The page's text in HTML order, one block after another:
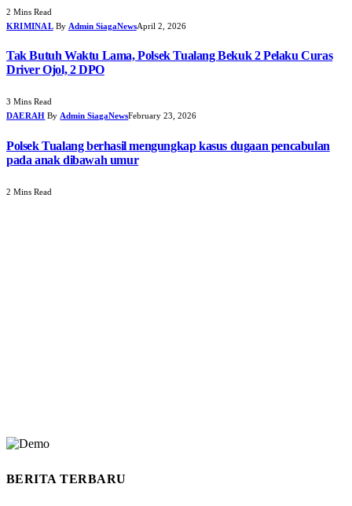
2 Mins Read
KRIMINAL By Admin SiagaNewsApril 2, 2026
Tak Butuh Waktu Lama, Polsek Tualang Bekuk 2 Pelaku Curas
Driver Ojol, 2 DPO
3 Mins Read
DAERAH By Admin SiagaNewsFebruary 23, 2026
Polsek Tualang berhasil mengungkap kasus dugaan pencabulan
pada anak dibawah umur
2 Mins Read
BERITA TERBARU